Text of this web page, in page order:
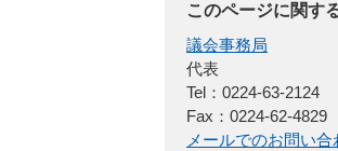
このページに関す
議会事務局
代表
Tel：0224-63-2124
Fax：0224-62-4829
メールでのお問い合